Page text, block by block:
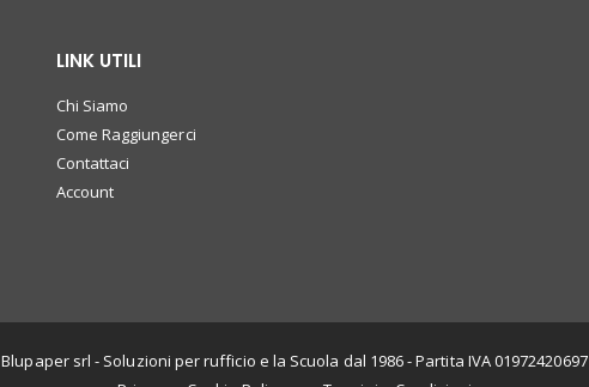
LINK UTILI
Chi Siamo
Come Raggiungerci
Contattaci
Account
Blupaper srl - Soluzioni per rufficio e la Scuola dal 1986 - Partita IVA 01972420697